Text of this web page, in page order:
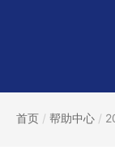
首页 / 帮助中心 /